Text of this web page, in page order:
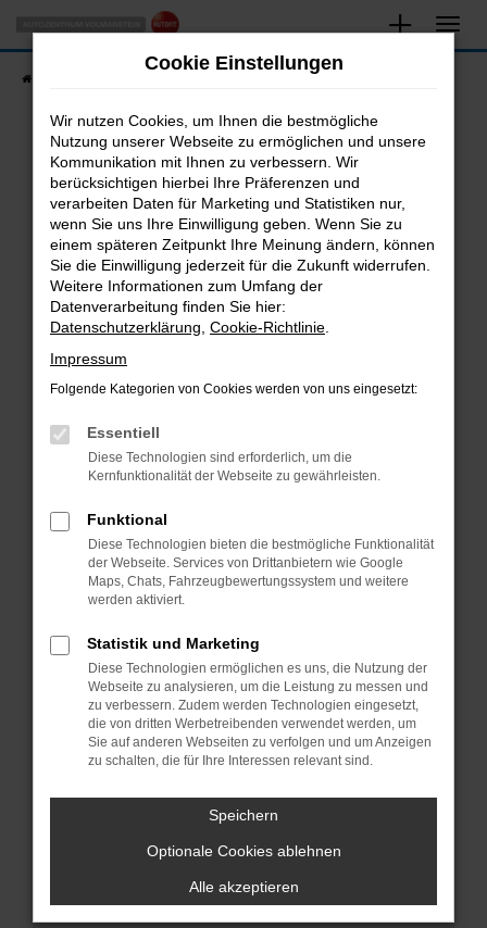
Zum
Hauptinhalt
springen
Fahrzeugsuche
Fehler: Network Error
Beim Laden ist ein Fehler aufgetreten.
Hier sind ein paar Tipps, die dir helfen können:
Überprüfe deine Firewall und deine
Internetverbindung.
Laden andere Webseiten, zum Beispiel deine
Suchmaschine?
Prüfe deine Browsererweiterungen.
können das Laden bestimmter Seiten
verhindern. Funktioniert die Seite in einem
anderen Browser oder in einem privaten
Starte dein Gerät neu.
Das kann manchmal helfen, vorübergehende
Probleme zu beheben.
Betriebssystem auf dem neuesten Stand
sind.
Veraltete Software birgt nicht nur ein
Sicherheitsrisiko, sondern kann auch dazu
führen, dass bestimmte Funktionen nicht mehr
unterstützt werden.
Wende dich an den Webseitenbetreiber.
Wenn du alle oben genannten Schritte versucht
hast, kontaktiere uns bitte. Wir werden
versuchen, das Problem zu beheben. Du kannst
uns diesen Text schicken, um uns bei der
Cookie Einstellungen
Wir nutzen Cookies, um Ihnen die bestmögliche
Nutzung unserer Webseite zu ermöglichen und unsere
Kommunikation mit Ihnen zu verbessern. Wir
berücksichtigen hierbei Ihre Präferenzen und
verarbeiten Daten für Marketing und Statistiken nur,
wenn Sie uns Ihre Einwilligung geben. Wenn Sie zu
einem späteren Zeitpunkt Ihre Meinung ändern, können
Sie die Einwilligung jederzeit für die Zukunft widerrufen.
Weitere Informationen zum Umfang der
Datenverarbeitung finden Sie hier:
Datenschutzerklärung Cookie-Richtlinie
Impressum
Folgende Kategorien von Cookies werden von uns eingesetzt:
Essentiell
Diese Technologien sind erforderlich, um die
Kernfunktionalität der Webseite zu gewährleisten.
Funktional
Diese Technologien bieten die bestmögliche Funktionalität
der Webseite. Services von Drittanbietern wie Google
Maps, Chats, Fahrzeugbewertungssystem und weitere
werden aktiviert.
Statistik und Marketing
Diese Technologien ermöglichen es uns, die Nutzung der
Webseite zu analysieren, um die Leistung zu messen und
zu verbessern. Zudem werden Technologien eingesetzt,
die von dritten Werbetreibenden verwendet werden, um
Sie auf anderen Webseiten zu verfolgen und um Anzeigen
zu schalten, die für Ihre Interessen relevant sind.
Speichern
Optionale Cookies ablehnen
Alle akzeptieren